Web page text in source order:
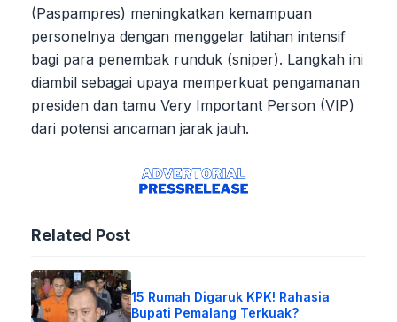
(Paspampres) meningkatkan kemampuan
personelnya dengan menggelar latihan intensif
bagi para penembak runduk (sniper). Langkah ini
diambil sebagai upaya memperkuat pengamanan
presiden dan tamu Very Important Person (VIP)
dari potensi ancaman jarak jauh.
Related Post
15 Rumah Digaruk KPK! Rahasia
Bupati Pemalang Terkuak?